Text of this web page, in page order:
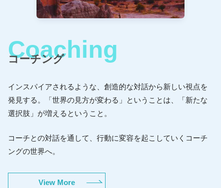
コーチング
インスパイアされるような、創造的な対話から新しい視点を
発見する。「世界の見方が変わる」ということは、「新たな
選択肢」が増えるということ。
コーチとの対話を通して、行動に変容を起こしていくコーチ
ングの世界へ。
View More